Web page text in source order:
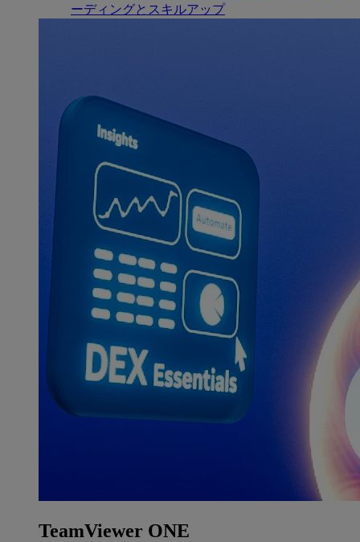
ーディングとスキルアップ
TeamViewer ONE